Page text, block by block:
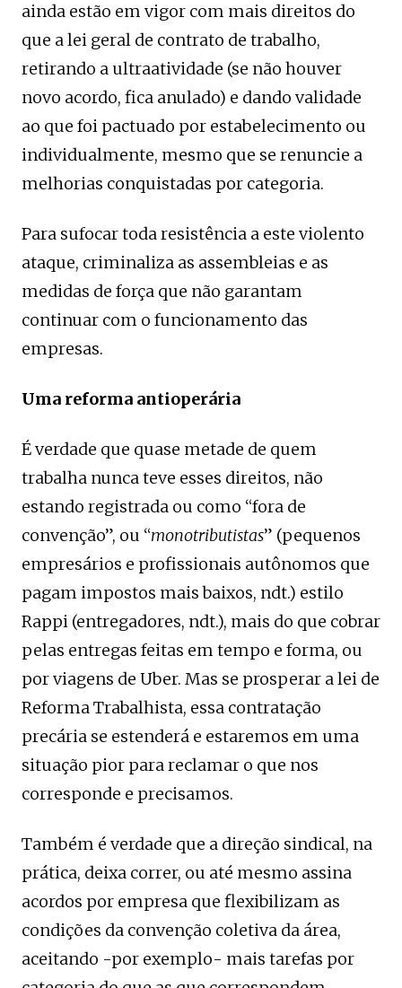
ainda estão em vigor com mais direitos do
que a lei geral de contrato de trabalho,
retirando a ultraatividade (se não houver
novo acordo, fica anulado) e dando validade
ao que foi pactuado por estabelecimento ou
individualmente, mesmo que se renuncie a
melhorias conquistadas por categoria.
Para sufocar toda resistência a este violento
ataque, criminaliza as assembleias e as
medidas de força que não garantam
continuar com o funcionamento das
empresas.
Uma reforma antioperária
É verdade que quase metade de quem
trabalha nunca teve esses direitos, não
estando registrada ou como “fora de
convenção”, ou “monotributistas” (pequenos
empresários e profissionais autônomos que
pagam impostos mais baixos, ndt.) estilo
Rappi (entregadores, ndt.), mais do que cobrar
pelas entregas feitas em tempo e forma, ou
por viagens de Uber. Mas se prosperar a lei de
Reforma Trabalhista, essa contratação
precária se estenderá e estaremos em uma
situação pior para reclamar o que nos
corresponde e precisamos.
Também é verdade que a direção sindical, na
prática, deixa correr, ou até mesmo assina
acordos por empresa que flexibilizam as
condições da convenção coletiva da área,
aceitando -por exemplo- mais tarefas por